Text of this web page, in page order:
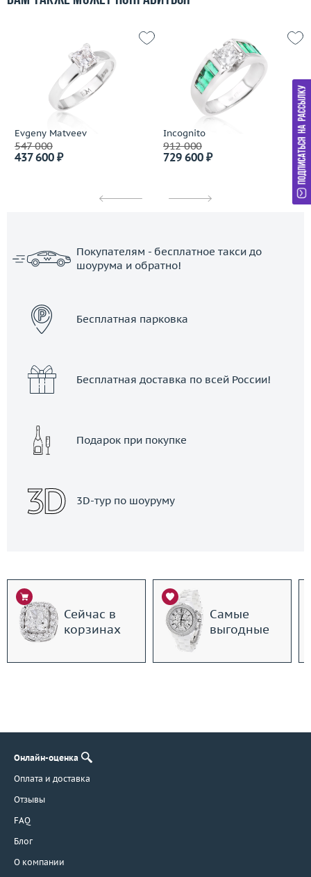
Evgeny Matveev
547 000
437 600 ₽
Incognito
912 000
729 600 ₽
Покупателям - бесплатное такси до
шоурума и обратно!
Бесплатная парковка
Бесплатная доставка по всей России!
Подарок при покупке
3D-тур по шоуруму
Сейчас в
корзинах
Самые
выгодные
Онлайн-оценка
Оплата и доставка
Отзывы
FAQ
Блог
О компании